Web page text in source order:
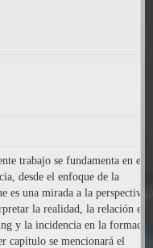
trabajo se fundamenta en el
desde el enfoque de la
es una mirada a la perspectiva
la realidad, la relación
y la incidencia en la
capítulo se mencionará el